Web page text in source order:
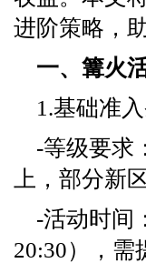
进阶策略，
一、篝火
1.基础准
-等级要求
上，部分新
-活动时间
20:30），需